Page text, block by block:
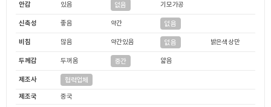
안감 있음 없음 기모가공
신축성 좋음 약간 없음
비침 많음 약간있음 없음 밝은색상만
두께감 두꺼움 중간 얇음
제조사 협력업체
제조국
중국